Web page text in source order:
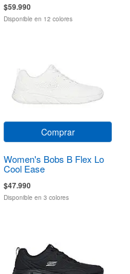
$59.990
Disponible en 12 colores
Comprar
Women's Bobs B Flex Lo
Cool Ease
$47.990
Disponible en 3 colores